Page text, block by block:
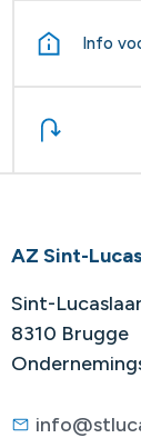
Info
AZ Sint-
Sint-
8310 Brugge